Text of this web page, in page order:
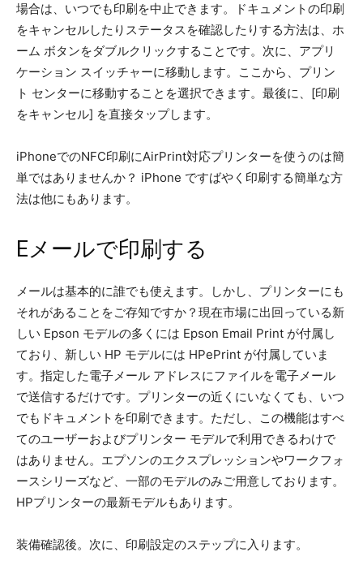
場合は、いつでも印刷を中止できます。ドキュメントの印刷
をキャンセルしたりステータスを確認したりする方法は、ホ
ーム ボタンをダブルクリックすることです。次に、アプリ
ケーション スイッチャーに移動します。ここから、プリン
ト センターに移動することを選択できます。最後に、[印刷
をキャンセル] を直接タップします。
iPhoneでのNFC印刷にAirPrint対応プリンターを使うのは簡
単ではありませんか？ iPhone ですばやく印刷する簡単な方
法は他にもあります。
Eメールで印刷する
メールは基本的に誰でも使えます。しかし、プリンターにも
それがあることをご存知ですか？現在市場に出回っている新
しい Epson モデルの多くには Epson Email Print が付属し
ており、新しい HP モデルには HPePrint が付属していま
す。指定した電子メール アドレスにファイルを電子メール
で送信するだけです。プリンターの近くにいなくても、いつ
でもドキュメントを印刷できます。ただし、この機能はすべ
てのユーザーおよびプリンター モデルで利用できるわけで
はありません。エプソンのエクスプレッションやワークフォ
ースシリーズなど、一部のモデルのみご用意しております。
HPプリンターの最新モデルもあります。
装備確認後。次に、印刷設定のステップに入ります。